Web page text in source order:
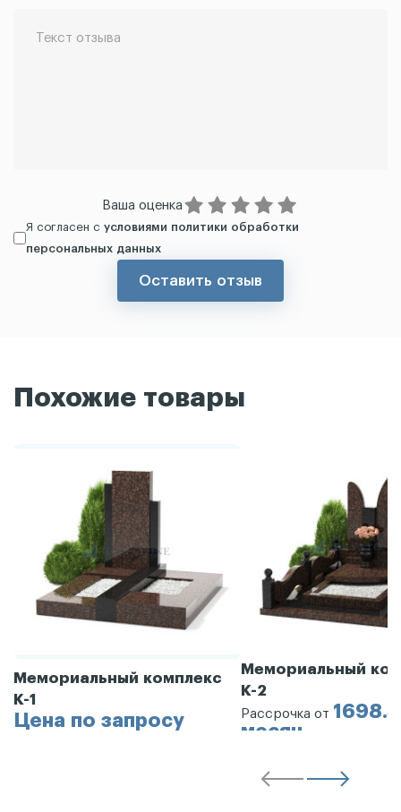
Ваша оценка
Я согласен сусловиями политики обработки
персональных данных
Оставить отзыв
Похожие товары
Мемориальный комплекс
К-1
Цена по запросу
Мемориальный
К-2
Рассрочка от
месяц